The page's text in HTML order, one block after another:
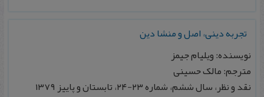
تجربه دینی، اصل و منشا دین
نویسنده: ویلیام جیمز
مترجم: مالک حسینی
نقد و نظر، سال ششم، شماره ۲۳-۲۴، تابستان و پاییز ۱۳۷۹